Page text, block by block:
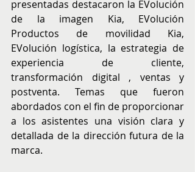
presentadas destacaron la EVolución
de la imagen Kia, EVolución
Productos de movilidad Kia,
EVolución logística, la estrategia de
experiencia de cliente,
transformación digital , ventas y
postventa. Temas que fueron
abordados con el fin de proporcionar
a los asistentes una visión clara y
detallada de la dirección futura de la
marca.